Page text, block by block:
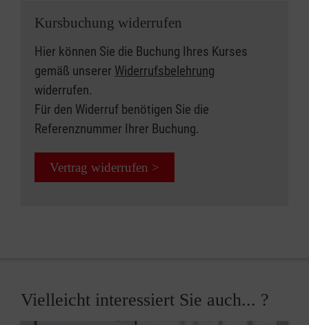
Kursbuchung widerrufen
Hier können Sie die Buchung Ihres Kurses
gemäß unserer Widerrufsbelehrung
widerrufen.
Für den Widerruf benötigen Sie die
Referenznummer Ihrer Buchung.
Vertrag widerrufen >
Vielleicht interessiert Sie auch... ?